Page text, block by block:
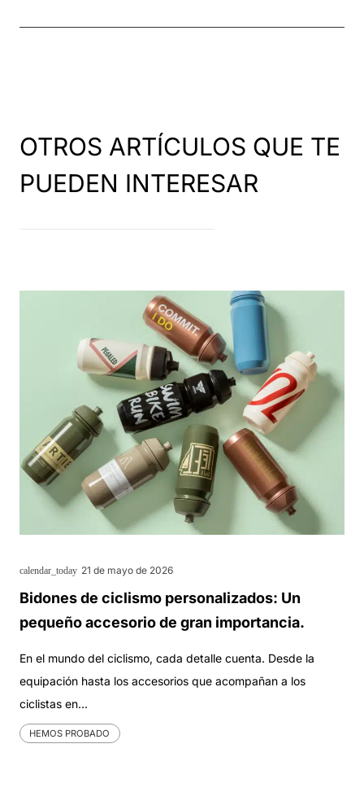
OTROS ARTÍCULOS QUE TE
PUEDEN INTERESAR
calendar_today 21 de mayo de 2026
Bidones de ciclismo personalizados: Un
pequeño accesorio de gran importancia.
En el mundo del ciclismo, cada detalle cuenta. Desde la
equipación hasta los accesorios que acompañan a los
ciclistas en…
HEMOS PROBADO